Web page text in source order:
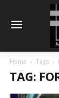
Home Tags
TAG: